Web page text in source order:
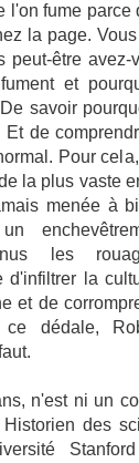
l'on fume parce
la page.
peut-être
et
savoir
de
Pour
la plus vaste
menée à
les
d'infiltrer la
et de
dédale,
n'est ni un
des